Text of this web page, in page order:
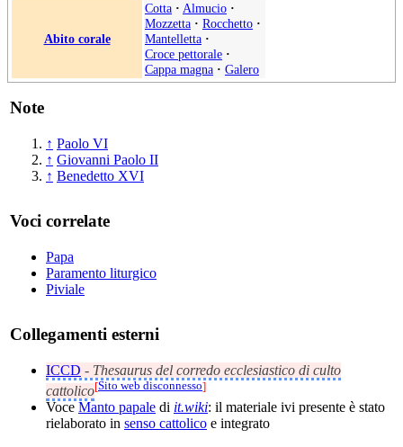
Abito corale
Cotta · Almucio ·
Mozzetta · Rocchetto ·
Mantelletta ·
Croce pettorale ·
Cappa magna · Galero
Note
↑ Paolo VI
↑ Giovanni Paolo II
↑ Benedetto XVI
Voci correlate
Papa
Paramento liturgico
Piviale
Collegamenti esterni
ICCD - Thesaurus del corredo ecclesiastico di culto
cattolico[Sito web disconnesso]
Voce Manto papale di it.wiki: il materiale ivi presente è stato
rielaborato in senso cattolico e integrato